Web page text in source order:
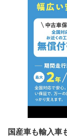
国産車も輸入車